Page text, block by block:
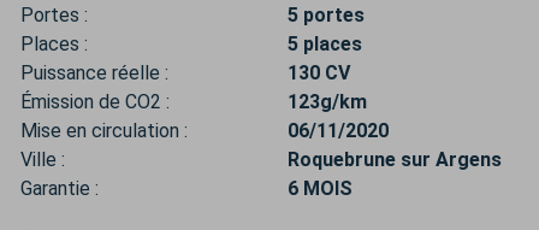
Portes :
5 portes
Places :
5 places
Puissance réelle :
130 CV
Émission de CO2 :
123g/km
Mise en circulation :
06/11/2020
Ville :
Roquebrune sur Argens
Garantie :
6 MOIS